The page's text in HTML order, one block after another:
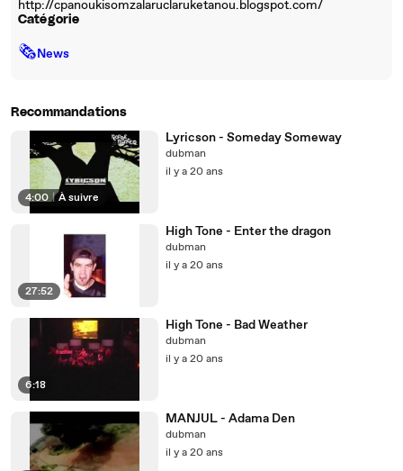
http://cpanoukisomzalaruclaruketanou.blogspot.com/
Catégorie
🗞News
Recommandations
4:00 | À suivre
Lyricson - Someday Someway
dubman
il y a 20 ans
27:52
High Tone - Enter the dragon
dubman
il y a 20 ans
6:18
High Tone - Bad Weather
dubman
il y a 20 ans
MANJUL - Adama Den
dubman
il y a 20 ans